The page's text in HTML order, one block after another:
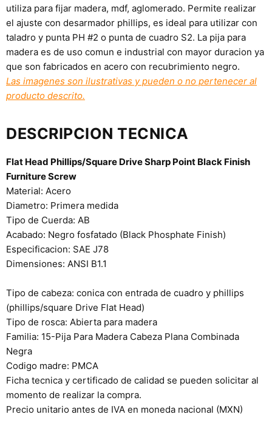
utiliza para fijar madera, mdf, aglomerado. Permite realizar
el ajuste con desarmador phillips, es ideal para utilizar con
taladro y punta PH #2 o punta de cuadro S2. La pija para
madera es de uso comun e industrial con mayor duracion ya
que son fabricados en acero con recubrimiento negro.
Las imagenes son ilustrativas y pueden o no pertenecer al
producto descrito.
DESCRIPCION TECNICA
Flat Head Phillips/Square Drive Sharp Point Black Finish
Furniture Screw
Material: Acero
Diametro: Primera medida
Tipo de Cuerda: AB
Acabado: Negro fosfatado (Black Phosphate Finish)
Especificacion: SAE J78
Dimensiones: ANSI B1.1
Tipo de cabeza: conica con entrada de cuadro y phillips
(phillips/square Drive Flat Head)
Tipo de rosca: Abierta para madera
Familia: 15-Pija Para Madera Cabeza Plana Combinada
Negra
Codigo madre: PMCA
Ficha tecnica y certificado de calidad se pueden solicitar al
momento de realizar la compra.
Precio unitario antes de IVA en moneda nacional (MXN)